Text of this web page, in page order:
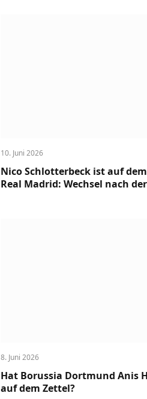
10. Juni 2026
Nico Schlotterbeck ist auf
Real Madrid: Wechsel nach
8. Juni 2026
Hat Borussia Dortmund Anis
auf dem Zettel?